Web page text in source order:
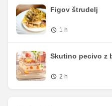
Figov štrudelj
1 h
Skutino pecivo z
2 h